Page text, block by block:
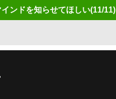
ンドを知らせてほしい(11/11)